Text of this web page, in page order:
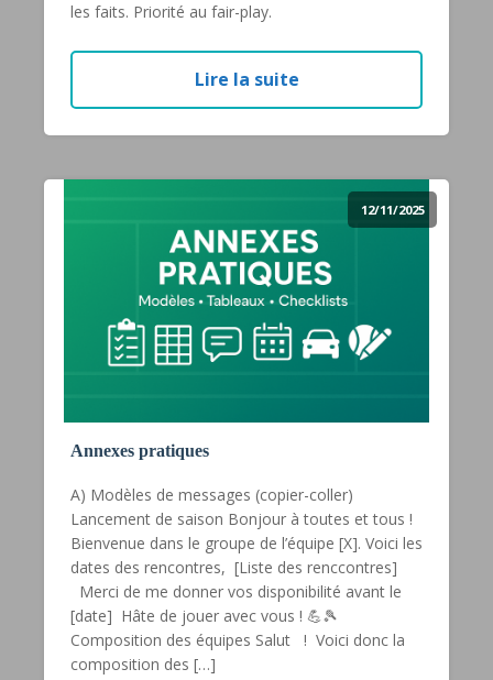
les faits. Priorité au fair-play.
Lire la suite
12/11/2025
Annexes pratiques
A) Modèles de messages (copier-coller)
Lancement de saison Bonjour à toutes et tous !
Bienvenue dans le groupe de l’équipe [X]. Voici les
dates des rencontres, [Liste des renccontres]
Merci de me donner vos disponibilité avant le
[date] Hâte de jouer avec vous ! 💪🎾
Composition des équipes Salut ! Voici donc la
composition des […]